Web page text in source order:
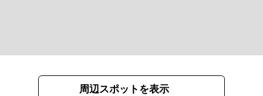
周辺スポットを表示